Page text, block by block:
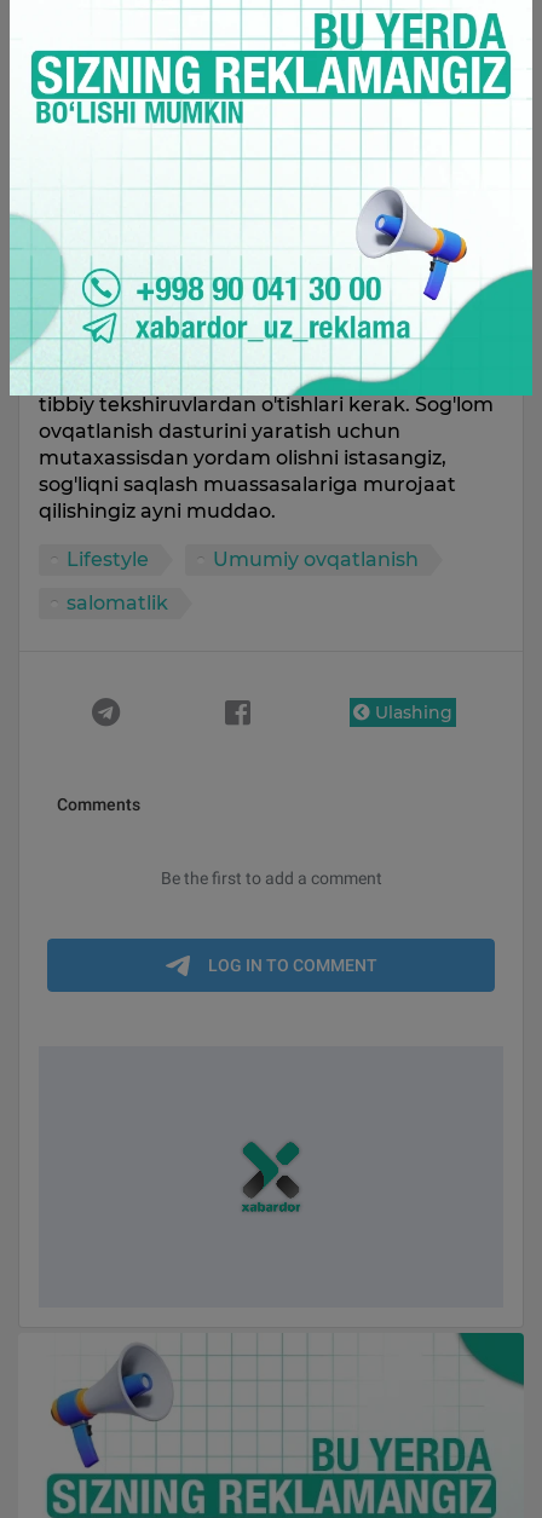
Donlar guruhiga kiruvchi non, makaron va
bug‘doy, bulg‘ur va guruch kabi oziq-ovqatlar
nofaol hayot tarziga ega insonlar uchun
kuniga 6 porsiyadan, qattiq ishlaydigan yoki
faol harakatlanuvchilar uchun 7-8 porsiyadan
Bu ma'lumotlarning barchasi sog'lom odamlar
uchun amal qiladi va har qanday kasallikka
chalingan yoki muntazam ravishda alkogol
maxsulotlarni iste'mol qiladigan odamlar
o'zlarining ovqatlanish dasturiga o'zgartirishlar
kiritishlari kerak. Shu sababli, sog'lom
shaxslarda, birinchi navbatda, muntazam
tibbiy tekshiruvlardan o'tishlari kerak. Sog'lom
ovqatlanish dasturini yaratish uchun
mutaxassisdan yordam olishni istasangiz,
sog'liqni saqlash muassasalariga murojaat
qilishingiz ayni muddao.
Lifestyle
Umumiy ovqatlanish
salomatlik
Ulashing